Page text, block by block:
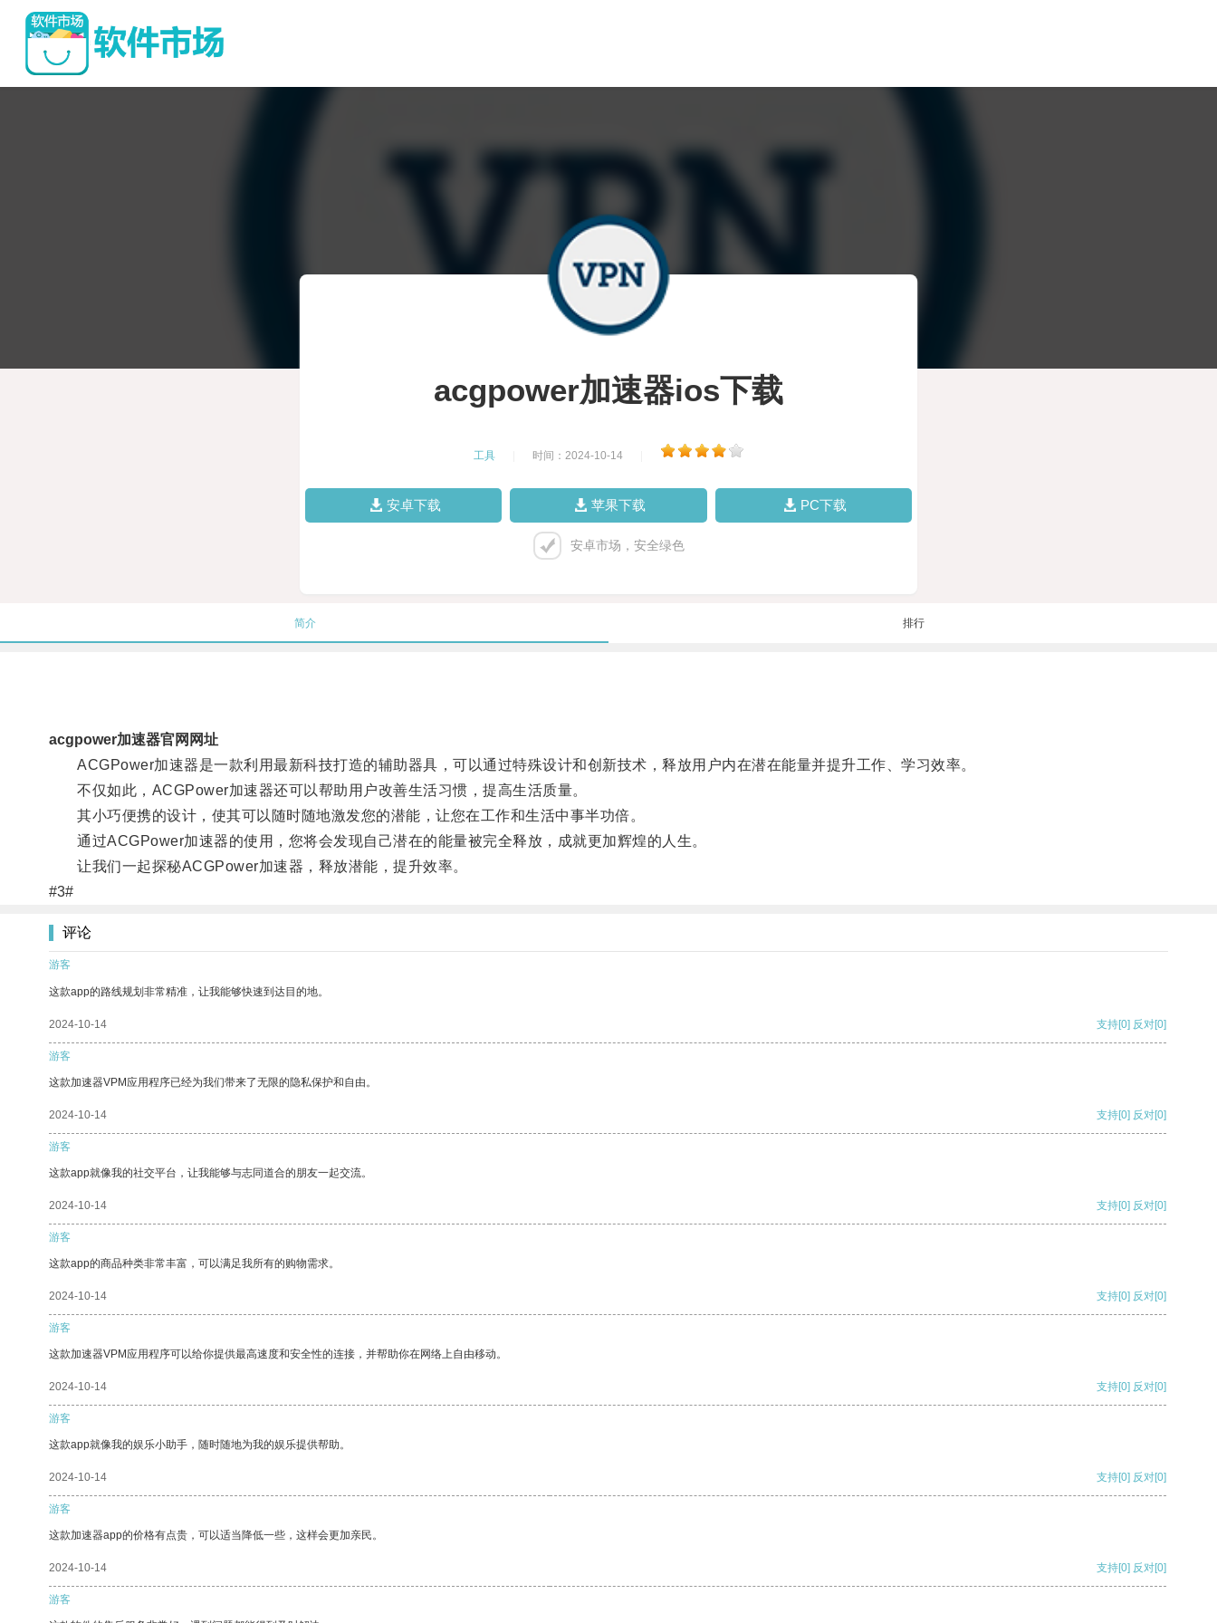
acgpower加速器ios下载
工具 时间：2024-10-14
安卓下载 苹果下载 PC下载
安卓市场，安全绿色
简介 排行
acgpower加速器官网网址
ACGPower加速器是一款利用最新科技打造的辅助器具，可以通过特殊设计和创新技术，释放用户内在潜在能量并提升工作、学习效率。
不仅如此，ACGPower加速器还可以帮助用户改善生活习惯，提高生活质量。
其小巧便携的设计，使其可以随时随地激发您的潜能，让您在工作和生活中事半功倍。
通过ACGPower加速器的使用，您将会发现自己潜在的能量被完全释放，成就更加辉煌的人生。
让我们一起探秘ACGPower加速器，释放潜能，提升效率。
#3#
评论
游客
这款app的路线规划非常精准，让我能够快速到达目的地。
2024-10-14 支持[0] 反对[0]
游客
这款加速器VPM应用程序已经为我们带来了无限的隐私保护和自由。
2024-10-14 支持[0] 反对[0]
游客
这款app就像我的社交平台，让我能够与志同道合的朋友一起交流。
2024-10-14 支持[0] 反对[0]
游客
这款app的商品种类非常丰富，可以满足我所有的购物需求。
2024-10-14 支持[0] 反对[0]
游客
这款加速器VPM应用程序可以给你提供最高速度和安全性的连接，并帮助你在网络上自由移动。
2024-10-14 支持[0] 反对[0]
游客
这款app就像我的娱乐小助手，随时随地为我的娱乐提供帮助。
2024-10-14 支持[0] 反对[0]
游客
这款加速器app的价格有点贵，可以适当降低一些，这样会更加亲民。
2024-10-14 支持[0] 反对[0]
游客